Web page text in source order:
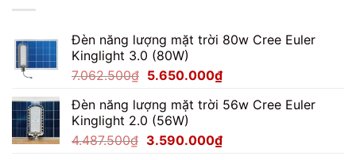
Bóng
Đá
Mini
Đèn năng lượng mặt trời 80w Cree Euler
Kinglight 3.0 (80W)
7.062.500₫ Giá
là:
7.062.500₫.
5.650.000₫Giá
tại
5.650.000₫.
Đèn năng lượng mặt trời 56w Cree Euler
Kinglight 2.0 (56W)
4.487.500₫ Giá
3.590.000₫Giá